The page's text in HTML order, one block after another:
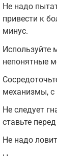
Не надо
привести к
минус.
Используйте
непонятные
механизмы,
Не следует
ставьте
Не надо